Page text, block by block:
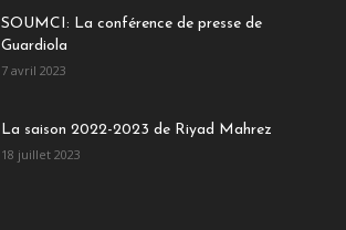
SOUMCI: La conférence de presse de
Guardiola
7 avril 2023
La saison 2022-2023 de Riyad Mahrez
18 juillet 2023